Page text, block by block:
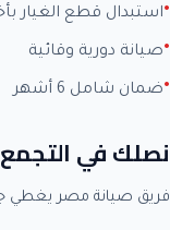
استبدال قطع الغيار
صيانة دورية وقائية
ضمان شامل 6 أشهر
نصلك في
فريق صيانة مصر يغطي